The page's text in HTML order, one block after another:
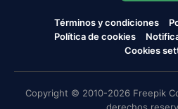
Términos y condiciones
Política de cookies
Cookies
Copyright © 2010-2026 Freepik